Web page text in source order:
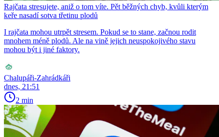
Rajčata stresujete, aniž o tom víte. Pět běžných chyb, kvůli kterým
keře nasadí sotva třetinu plodů
I rajčata mohou utrpět stresem. Pokud se to stane, začnou rodit
mnohem méně plodů. Ale na vině jejich neuspokojivého stavu
mohou být i jiné faktory.
Chalupáři-Zahrádkáři
dnes, 21:51
2 min